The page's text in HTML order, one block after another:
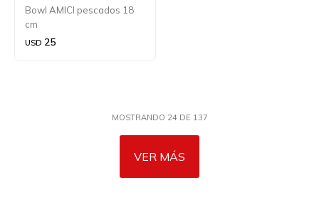
Bowl AMICI pescados 18
cm
USD 25
MOSTRANDO 24 DE 137
VER MÁS